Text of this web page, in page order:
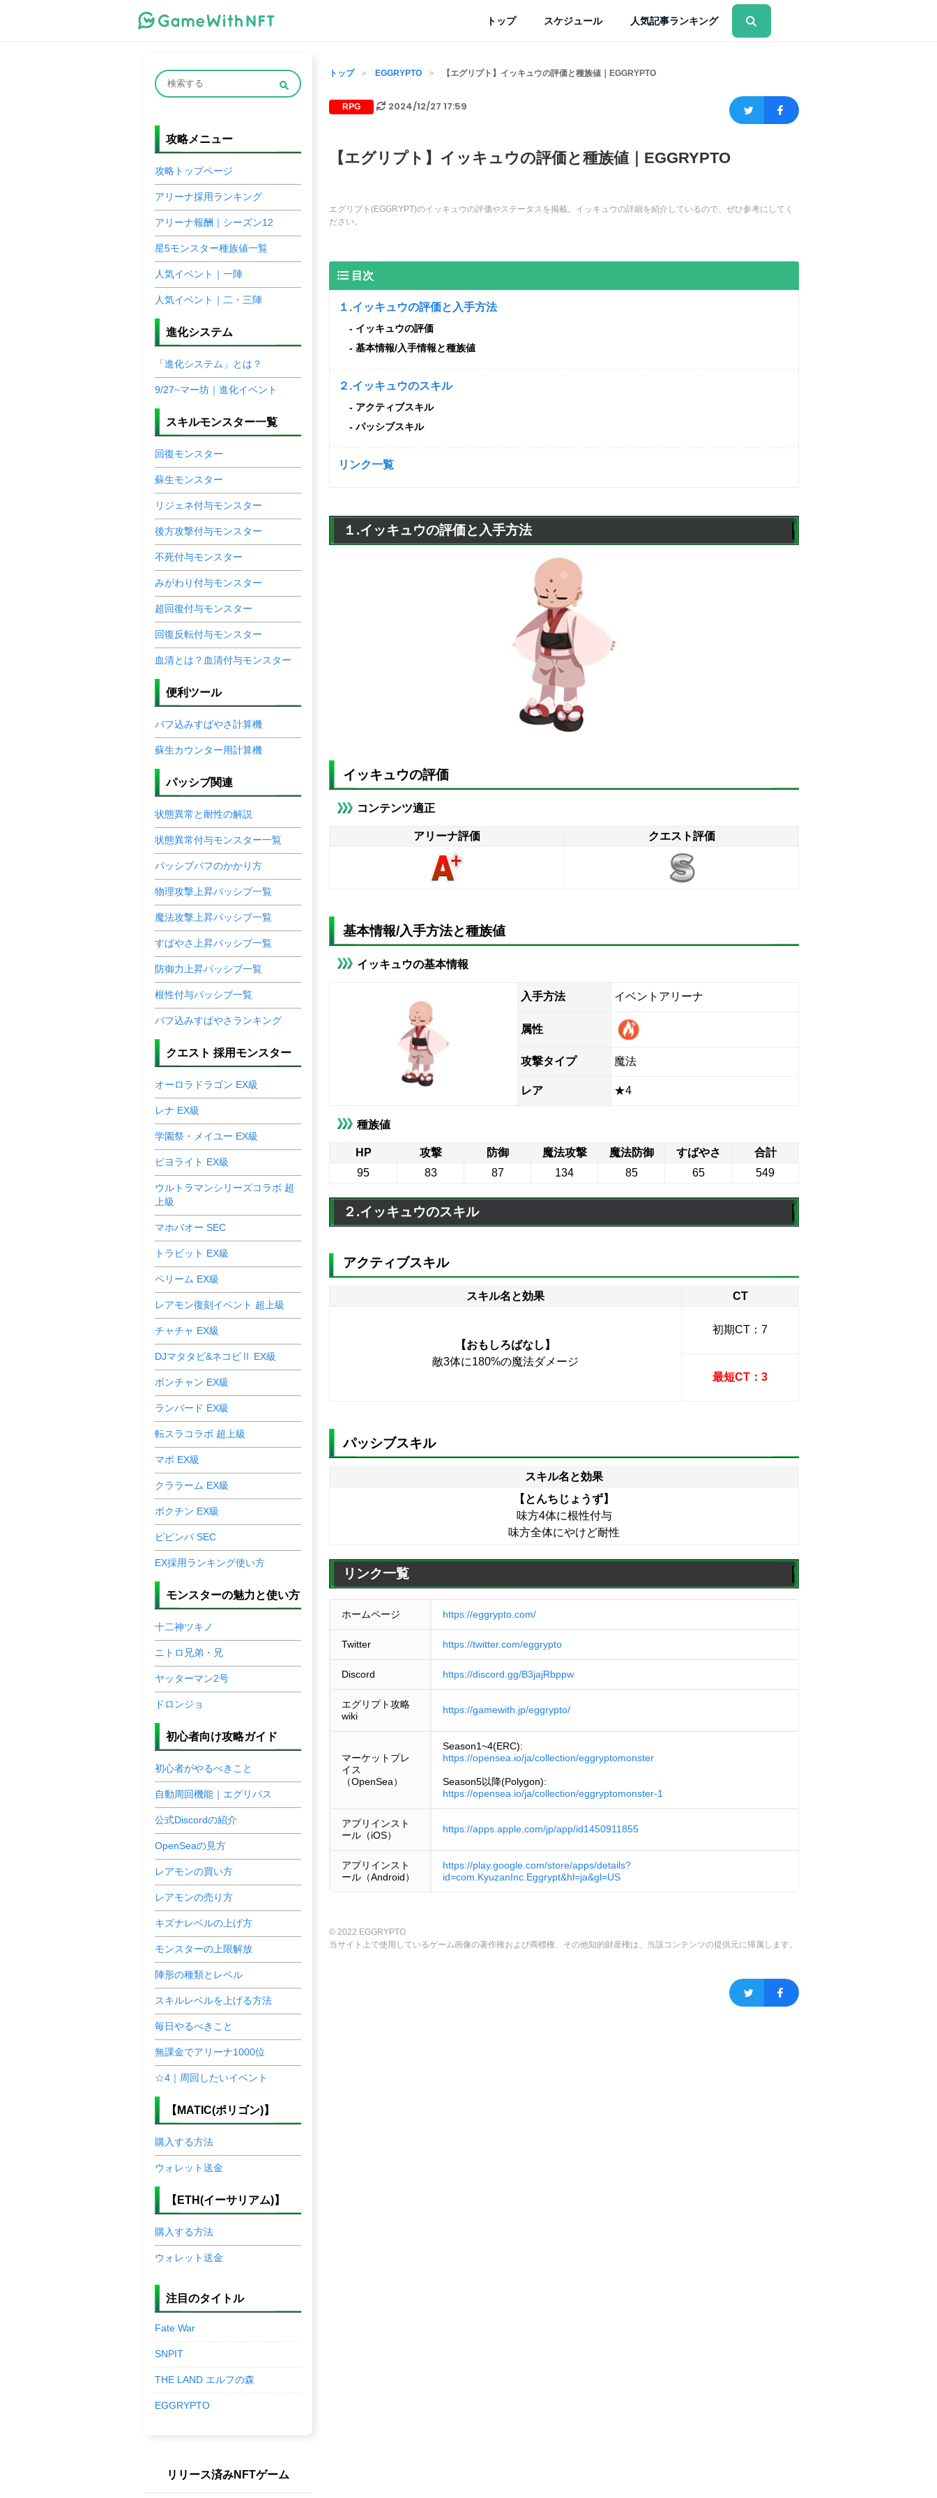
トップ スケジュール 人気記事ランキング
トップ EGGRYPTO 【エグリプト】イッキュウの評価と種族値｜EGGRYPTO
RPG 2024/12/27 17:59
【エグリプト】イッキュウの評価と種族値｜EGGRYPTO
エグリプト(EGGRYPT)のイッキュウの評価やステータスを掲載。イッキュウの詳細を紹介しているので、ぜひ参考にしてく
ださい。
目次
１.イッキュウの評価と入手方法
イッキュウの評価
基本情報/入手情報と種族値
２.イッキュウのスキル
アクティブスキル
パッシブスキル
リンク一覧
１.イッキュウの評価と入手方法
イッキュウの評価
コンテンツ適正
アリーナ評価 クエスト評価
基本情報/入手方法と種族値
イッキュウの基本情報
入手方法 イベントアリーナ
属性
攻撃タイプ 魔法
レア ★4
種族値
HP 攻撃 防御 魔法攻撃 魔法防御 すばやさ
合計
95
83 87 134 85 65 549
２.イッキュウのスキル
アクティブスキル
スキル名と効果 CT
【おもしろばなし】
敵3体に180%の魔法ダメージ
初期CT：7
最短CT：3
パッシブスキル
スキル名と効果
【とんちじょうず】
味方4体に根性付与
味方全体にやけど耐性
リンク一覧
ホームページ https://eggrypto.com/
Twitter https://twitter.com/eggrypto
Discord https://discord.gg/B3jajRbppw
エグリプト攻略
wiki
https://gamewith.jp/eggrypto/
マーケットプレ
イス
（OpenSea）
Season1~4(ERC):
https://opensea.io/ja/collection/eggryptomonster
Season5以降(Polygon):
https://opensea.io/ja/collection/eggryptomonster-1
アプリインスト
ール（iOS）
https://apps.apple.com/jp/app/id1450911855
アプリインスト
ール（Android）
https://play.google.com/store/apps/details?
id=com.KyuzanInc.Eggrypt&hl=ja&gl=US
© 2022 EGGRYPTO
当サイト上で使用しているゲーム画像の著作権および商標権、その他知的財産権は、当該コンテンツの提供元に帰属します。
攻略メニュー
攻略トップページ
アリーナ採用ランキング
アリーナ報酬｜シーズン12
星5モンスター種族値一覧
人気イベント｜一陣
人気イベント｜二・三陣
進化システム
「進化システム」とは？
9/27~マー坊｜進化イベント
スキルモンスター一覧
回復モンスター
蘇生モンスター
リジェネ付与モンスター
後方攻撃付与モンスター
不死付与モンスター
みがわり付与モンスター
超回復付与モンスター
回復反転付与モンスター
血清とは？血清付与モンスター
便利ツール
バフ込みすばやさ計算機
蘇生カウンター用計算機
パッシブ関連
状態異常と耐性の解説
状態異常付与モンスター一覧
パッシブバフのかかり方
物理攻撃上昇パッシブ一覧
魔法攻撃上昇パッシブ一覧
すばやさ上昇パッシブ一覧
防御力上昇パッシブ一覧
根性付与パッシブ一覧
バフ込みすばやさランキング
クエスト 採用モンスター
オーロラドラゴン EX級
レナ EX級
学園祭・メイユー EX級
ピヨライト EX級
ウルトラマンシリーズコラボ 超
上級
マホバオー SEC
トラビット EX級
ペリーム EX級
レアモン復刻イベント 超上級
チャチャ EX級
DJマタタビ&ネコビⅡ EX級
ボンチャン EX級
ランバード EX級
転スラコラボ 超上級
マボ EX級
クララーム EX級
ポクチン EX級
ピピンパ SEC
EX採用ランキング使い方
モンスターの魅力と使い方
十二神ツキノ
ニトロ兄弟・兄
ヤッターマン2号
ドロンジョ
初心者向け攻略ガイド
初心者がやるべきこと
自動周回機能｜エグリパス
公式Discordの紹介
OpenSeaの見方
レアモンの買い方
レアモンの売り方
キズナレベルの上げ方
モンスターの上限解放
陣形の種類とレベル
スキルレベルを上げる方法
毎日やるべきこと
無課金でアリーナ1000位
☆4｜周回したいイベント
【MATIC(ポリゴン)】
購入する方法
ウォレット送金
【ETH(イーサリアム)】
購入する方法
ウォレット送金
注目のタイトル
Fate War
SNPIT
THE LAND エルフの森
EGGRYPTO
リリース済みNFTゲーム